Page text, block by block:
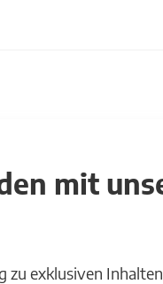
mit
zu exklusiven